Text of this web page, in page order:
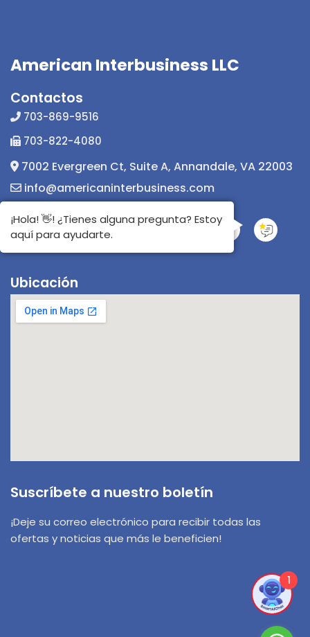
American Interbusiness LLC
Contactos
703-869-9516
703-822-4080
7002 Evergreen Ct, Suite A, Annandale, VA 22003
info@americaninterbusiness.com
Ubicación
Suscríbete a nuestro boletín
¡Deje su correo electrónico para recibir todas las
ofertas y noticias que más le beneficien!
¡Hola! 👋! ¿Tienes alguna pregunta? Estoy
aquí para ayudarte.
1